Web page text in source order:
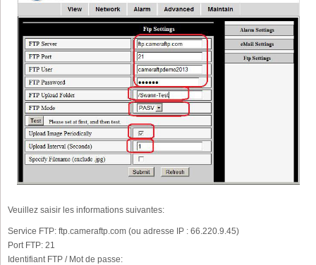
Veuillez saisir les informations suivantes:
Service FTP: ftp.cameraftp.com (ou adresse IP : 66.220.9.45)
Port FTP: 21
Identifiant FTP / Mot de passe: